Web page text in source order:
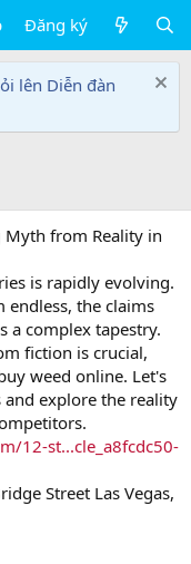
Đăng ký
lên Diễn đàn
Myth from Reality in
is rapidly evolving.
endless, the claims
a complex tapestry.
fiction is crucial,
weed online. Let's
explore the reality
12-st...cle_a8fcdc50-
Street Las Vegas,